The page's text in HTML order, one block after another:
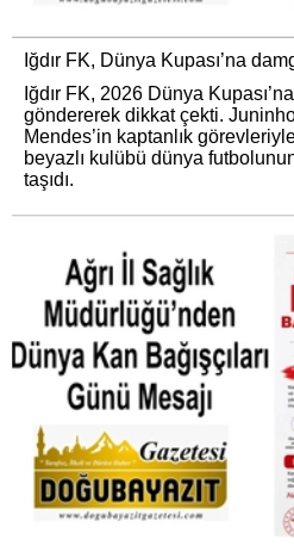
Iğdır FK, Dünya Kupası’na
Iğdır FK, 2026 Dünya
göndererek dikkat çekti.
Mendes’in kaptanlık
beyazlı kulübü dünya
taşıdı.